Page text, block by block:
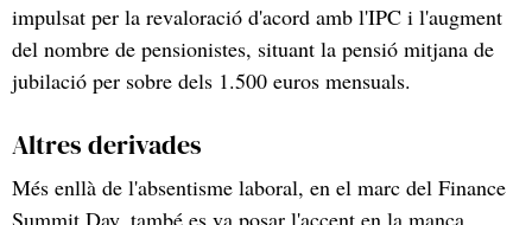
impulsat per la revaloració d'acord amb l'IPC i l'augment
del nombre de pensionistes, situant la pensió mitjana de
jubilació per sobre dels 1.500 euros mensuals.
Altres derivades
Més enllà de l'absentisme laboral, en el marc del Finance
Summit Day, també es va posar l'accent en la manca